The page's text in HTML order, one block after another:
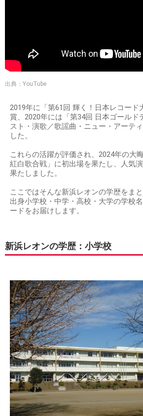
出典：YouTube
2019年に「第61回 輝く！日本レコード
賞、2020年には「第34回 日本ゴールド
スト・演歌／歌謡曲・ニュー・アーテ
した。
これらの活躍が評価され、2024年の大
紅白歌合戦」に初出場を果たし、人気
果たしました。
ここではそんな新浜レオンの学歴をまと
出身小学校・中学・高校・大学の学校
ードをお届けします。
新浜レオンの学歴：小学校